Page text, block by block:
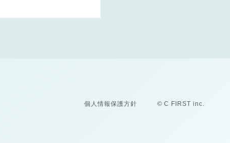
個人情報保護方針 © C FIRST inc.